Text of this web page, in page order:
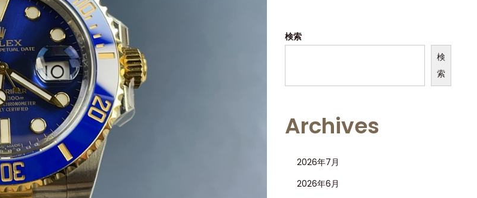
検索
検
索
Archives
2026年7月
2026年6月